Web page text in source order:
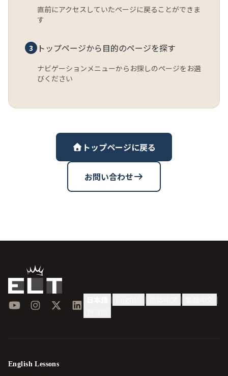
直前にアクセスしていたページに戻ることができま
す
3 トップページから目的のページを探す
ナビゲーションメニューからお探しのページをお選
びください
トップページに戻る
お問い合わせ
YouTubeInstagram
X LinkedIn | | | |
English Lessons